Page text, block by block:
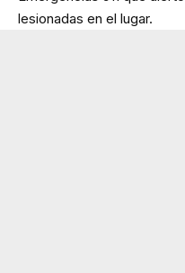
lesionadas en el lugar.